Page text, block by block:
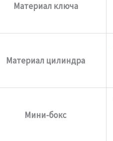
Материал ключа
Материал цилиндра
Мини-бокс